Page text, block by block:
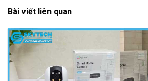
Bài viết liên quan